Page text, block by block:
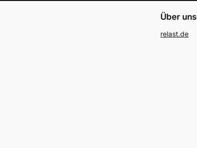
Über uns
relast.de